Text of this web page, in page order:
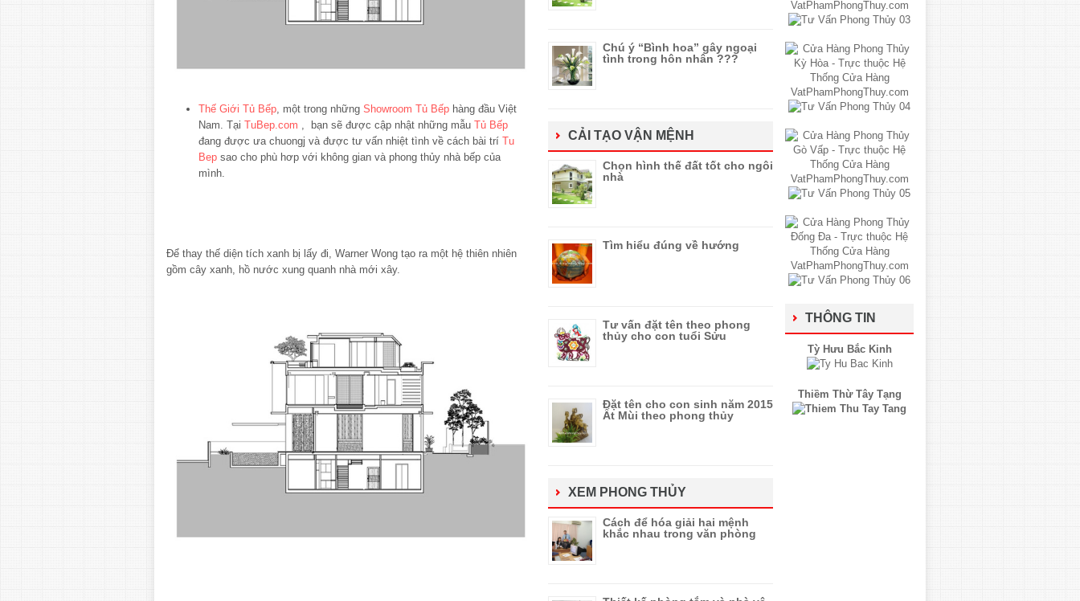
Thế Giới Tủ Bếp, một trong những Showroom Tủ Bếp hàng đầu Việt
Nam. Tại TuBep.com , bạn sẽ được cập nhật những mẫu Tủ Bếp
đang được ưa chuongj và được tư vấn nhiệt tình về cách bài trí Tu
Bep sao cho phù hơp với không gian và phong thủy nhà bếp của
mình.
Để thay thế diện tích xanh bị lấy đi, Warner Wong tạo ra một hệ thiên nhiên
gồm cây xanh, hồ nước xung quanh nhà mới xây.
Chú ý “Bình hoa” gây ngoại
tình trong hôn nhân ???
CẢI TẠO VẬN MỆNH
Chọn hình thế đất tốt cho ngôi
nhà
Tìm hiểu đúng về hướng
Tư vấn đặt tên theo phong
thủy cho con tuổi Sửu
Đặt tên cho con sinh năm 2015
Ất Mùi theo phong thủy
XEM PHONG THỦY
Cách để hóa giải hai mệnh
khắc nhau trong văn phòng
THÔNG TIN
Tỳ Hưu Bắc Kinh
Thiềm Thừ Tây Tạng